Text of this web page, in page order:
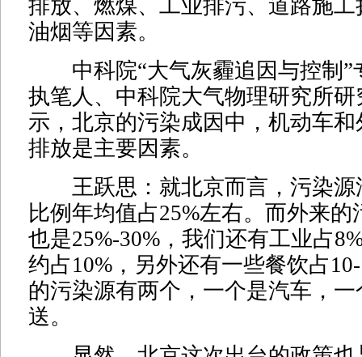
排放、燃煤、工业排污、道路施
油烟等因素。
中科院“大气灰霾追因与控制”
执笔人、中科院大气物理研究所
示，北京的污染成因中，机动车
排放是主要因素。
王跃思：就北京而言，污染源
比例年均值占25%左右。而外来
也是25%-30%，我们还有工业占
约占10%，另外还有一些餐饮占
的污染源有两个，一个是汽车，
送。